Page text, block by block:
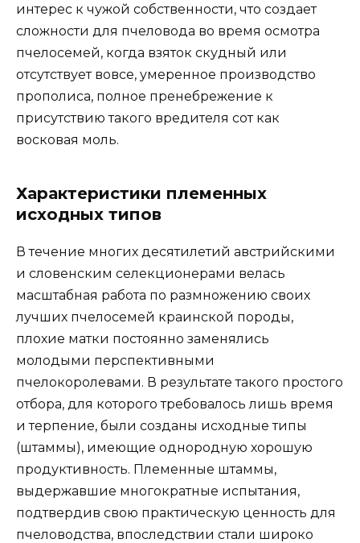
интерес к чужой собственности, что создает
сложности для пчеловода во время осмотра
пчелосемей, когда взяток скудный или
отсутствует вовсе, умеренное производство
прополиса, полное пренебрежение к
присутствию такого вредителя сот как
восковая моль.
Характеристики племенных
исходных типов
В течение многих десятилетий австрийскими
и словенским селекционерами велась
масштабная работа по размножению своих
лучших пчелосемей краинской породы,
плохие матки постоянно заменялись
молодыми перспективными
пчелокоролевами. В результате такого простого
отбора, для которого требовалось лишь время
и терпение, были созданы исходные типы
(штаммы), имеющие однородную хорошую
продуктивность. Племенные штаммы,
выдержавшие многократные испытания,
подтвердив свою практическую ценность для
пчеловодства, впоследствии стали широко